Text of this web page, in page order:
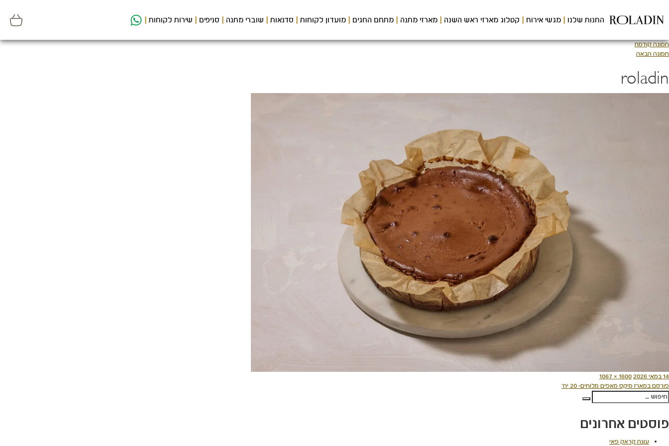
לתוכן
המרכזי
החנות שלנו מגשי אירוח קטלוג מארזי ראש השנה מארזי מתנה מתחם החגים מועדון לקוחות סדנאות שוברי מתנה סניפים שירות לקוחות
תמונה קודמת
תמונה הבאה
roladin
פורסם
בתאריך
14 במאי 2026
מסך
מלא
1600 × 1067
ניווט
פורסם במארז מיקס מאפים מלוחים- 20 יח'
חפש:
חיפוש
פוסטים אחרונים
עוגת קראק פאי